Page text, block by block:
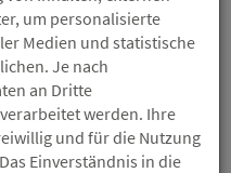
–
um personalisierte
Medien und statistische
Je nach
an Dritte
werden. Ihre
und für die Nutzung
Einverständnis in die